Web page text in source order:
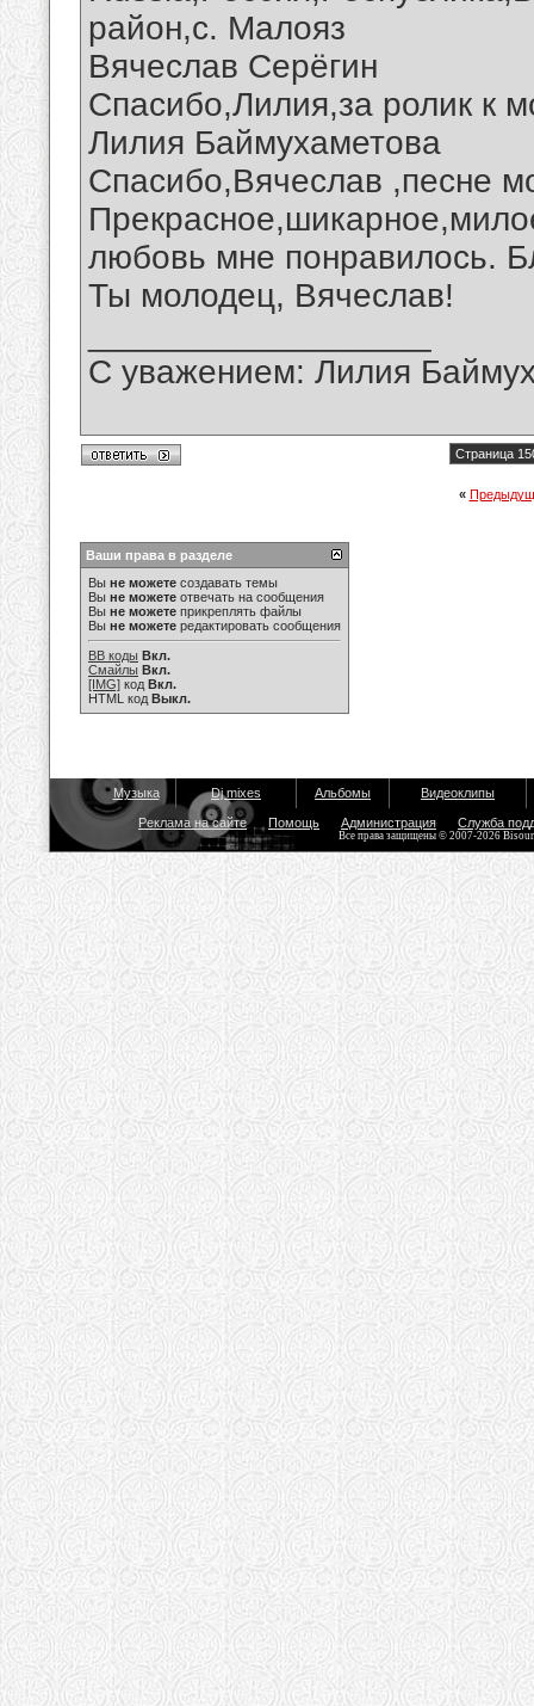
район,с. Малояз
Вячеслав Серёгин
Спасибо,Лилия,за ролик к
Лилия Баймухаметова
Спасибо,Вячеслав ,песне
любовь мне понравилось.
Ты молодец, Вячеслав!
С уважением: Лилия
Страница
«
Ваши права в разделе
Вы не можете создавать темы
Вы не можете отвечать на сообщения
Вы не можете прикреплять файлы
Вы не можете редактировать сообщения
BB коды Вкл.
Смайлы Вкл.
[IMG] код Вкл.
HTML код Выкл.
Музыка Dj mixes Альбомы Видеоклипы
Реклама на сайте Помощь Администрация Служба
Все права защищены © 2007-2026